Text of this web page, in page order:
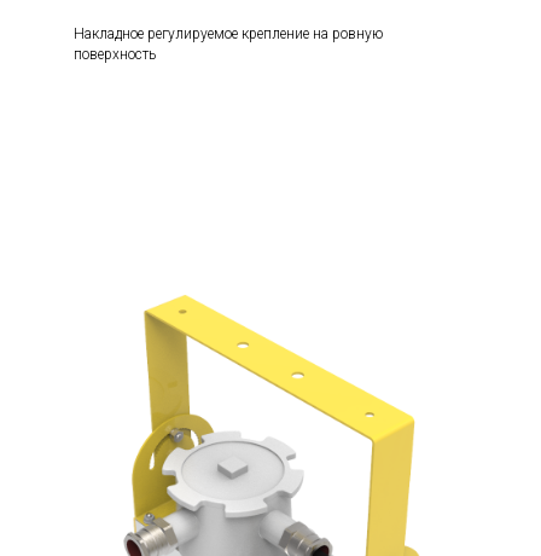
Накладное регулируемое крепление на ровную
поверхность